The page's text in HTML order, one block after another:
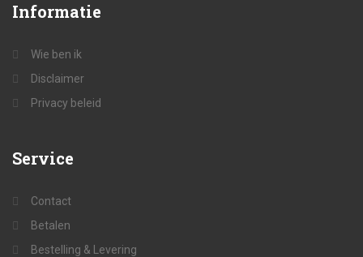
Informatie
Wie ben ik
Disclaimer
Privacy beleid
Service
Contact
Betalen
Bestelling & Levering